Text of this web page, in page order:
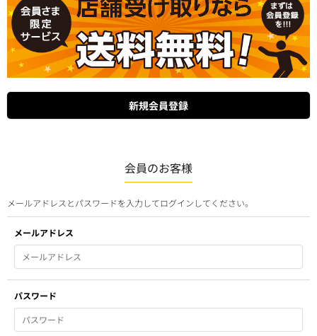
会員のお客様
メールアドレスとパスワードを入力してログインしてください。
メールアドレス
パスワード